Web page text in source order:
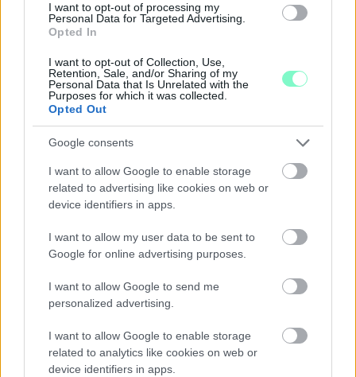
I want to opt-out of processing my
Personal Data for Targeted Advertising.
Opted In
I want to opt-out of Collection, Use,
Retention, Sale, and/or Sharing of my
Personal Data that Is Unrelated with the
Purposes for which it was collected.
Opted Out
Google consents
I want to allow Google to enable storage
related to advertising like cookies on web or
device identifiers in apps.
I want to allow my user data to be sent to
Google for online advertising purposes.
I want to allow Google to send me
personalized advertising.
I want to allow Google to enable storage
related to analytics like cookies on web or
device identifiers in apps.
ÖRÖMHÍR: TÍZ ÉVE NEM VOLT ILYEN ALACSONY AZ
INFLÁCIÓ MAGYARORSZÁGON
Júliusban mindössze 1,2 százalékkal emelkedtek éves
összevetésben a fogyasztói árak, miközben az élelmiszerek ára
már csökkent.